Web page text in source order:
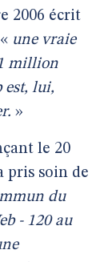
2006 écrit
une vraie
million
est, lui,
»
le 20
pris soin de
du
- 120 au